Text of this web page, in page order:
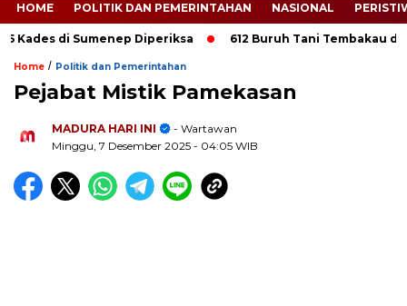
HOME POLITIK DAN PEMERINTAHAN NASIONAL
di Sumenep Diperiksa 612 Buruh Tani Tembakau di
Home / Politik dan Pemerintahan
Pejabat Mistik Pamekasan
MADURA HARI INI
- Wartawan
Minggu, 7 Desember 2025 - 04:05 WIB
.